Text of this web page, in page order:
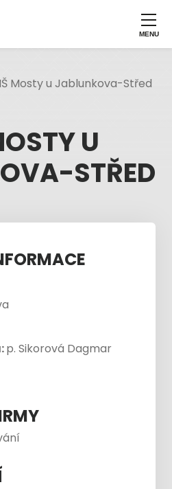
Mosty u Jablunkova-Střed
U
STŘED
p. Sikorová Dagmar